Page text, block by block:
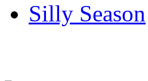
Silly Season